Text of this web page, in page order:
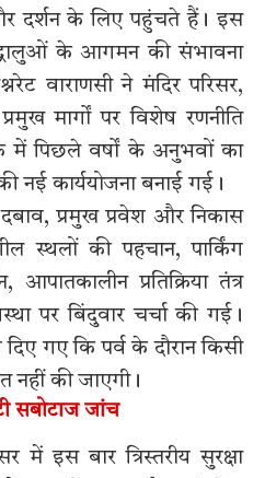
दर्शन के लिए पहुंचते हैं। इस
के आगमन की संभावना
वाराणसी ने मंदिर परिसर,
मार्गों पर विशेष रणनीति
में पिछले वर्षों के अनुभवों का
नई कार्ययोजना बनाई गई।
प्रमुख प्रवेश और निकास
स्थलों की पहचान, पार्किंग
आपातकालीन प्रतिक्रिया तंत्र
पर बिंदुवार चर्चा की गई।
दिए गए कि पर्व के दौरान किसी
नहीं की जाएगी।
सबोटाज जांच
में इस बार त्रिस्तरीय सुरक्षा